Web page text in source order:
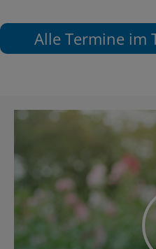
Alle Termine im